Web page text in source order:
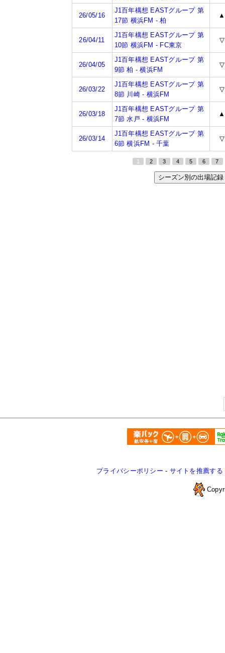
26/05/16
J1百年構想 EASTグループ 第
17節 横浜FM - 柏
▲
26/04/11
J1百年構想 EASTグループ 第
10節 横浜FM - FC東京
▽
26/04/05
J1百年構想 EASTグループ 第
9節 柏 - 横浜FM
▽
26/03/22
J1百年構想 EASTグループ 第
8節 川崎 - 横浜FM
▽
26/03/18
J1百年構想 EASTグループ 第
7節 水戸 - 横浜FM
▲
26/03/14
J1百年構想 EASTグループ 第
6節 横浜FM - 千葉
▽
1 2 3 4 5 6 7
シーズン別の出場記録
プライバシーポリシー - サイトを推薦する